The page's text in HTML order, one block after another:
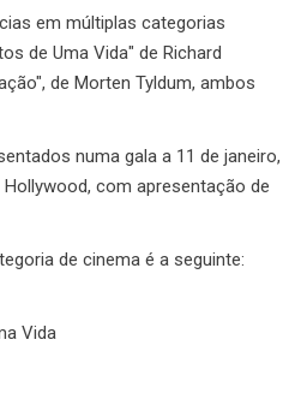
em múltiplas categorias
de Uma Vida" de Richard
de Morten Tyldum, ambos
numa gala a 11 de janeiro,
com apresentação de
de cinema é a seguinte:
Vida